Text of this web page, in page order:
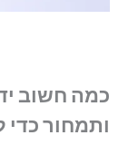
כמה חשוב
ותמחור